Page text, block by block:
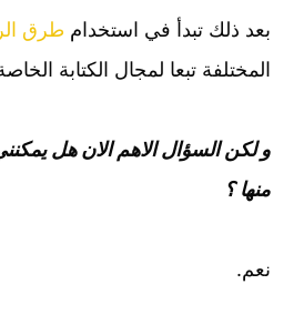
بعد ذلك تبدأ في استخدامطرق
المختلفة تبعا لمجال الكتابة الخاصة
منها ؟
نعم.